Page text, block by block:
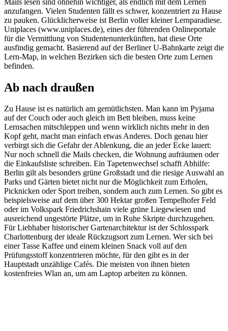
anzufangen. Vielen Studenten fällt es schwer, konzentriert zu Hause
zu pauken. Glücklicherweise ist Berlin voller kleiner Lernparadiese.
Uniplaces (www.uniplaces.de), eines der führenden Onlineportale
für die Vermittlung von Studentenunterkünften, hat diese Orte
ausfindig gemacht. Basierend auf der Berliner U-Bahnkarte zeigt die
Lern-Map, in welchen Bezirken sich die besten Orte zum Lernen
befinden.
Ab nach draußen
Zu Hause ist es natürlich am gemütlichsten. Man kann im Pyjama
auf der Couch oder auch gleich im Bett bleiben, muss keine
Lernsachen mitschleppen und wenn wirklich nichts mehr in den
Kopf geht, macht man einfach etwas Anderes. Doch genau hier
verbirgt sich die Gefahr der Ablenkung, die an jeder Ecke lauert:
Nur noch schnell die Mails checken, die Wohnung aufräumen oder
die Einkaufsliste schreiben. Ein Tapetenwechsel schafft Abhilfe:
Berlin gilt als besonders grüne Großstadt und die riesige Auswahl an
Parks und Gärten bietet nicht nur die Möglichkeit zum Erholen,
Picknicken oder Sport treiben, sondern auch zum Lernen. So gibt es
beispielsweise auf dem über 300 Hektar großen Tempelhofer Feld
oder im Volkspark Friedrichshain viele grüne Liegewiesen und
ausreichend ungestörte Plätze, um in Ruhe Skripte durchzugehen.
Für Liebhaber historischer Gartenarchitektur ist der Schlosspark
Charlottenburg der ideale Rückzugsort zum Lernen. Wer sich bei
einer Tasse Kaffee und einem kleinen Snack voll auf den
Prüfungsstoff konzentrieren möchte, für den gibt es in der
Hauptstadt unzählige Cafés. Die meisten von ihnen bieten
kostenfreies Wlan an, um am Laptop arbeiten zu können.